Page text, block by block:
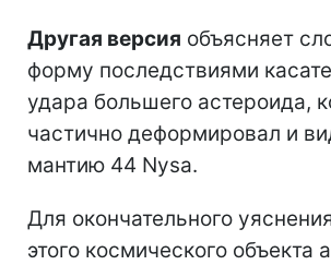
Другая версия объясняет
форму последствиями
удара большего астероида,
частично деформировал и
мантию 44 Nysa.
Для окончательного
этого космического объекта